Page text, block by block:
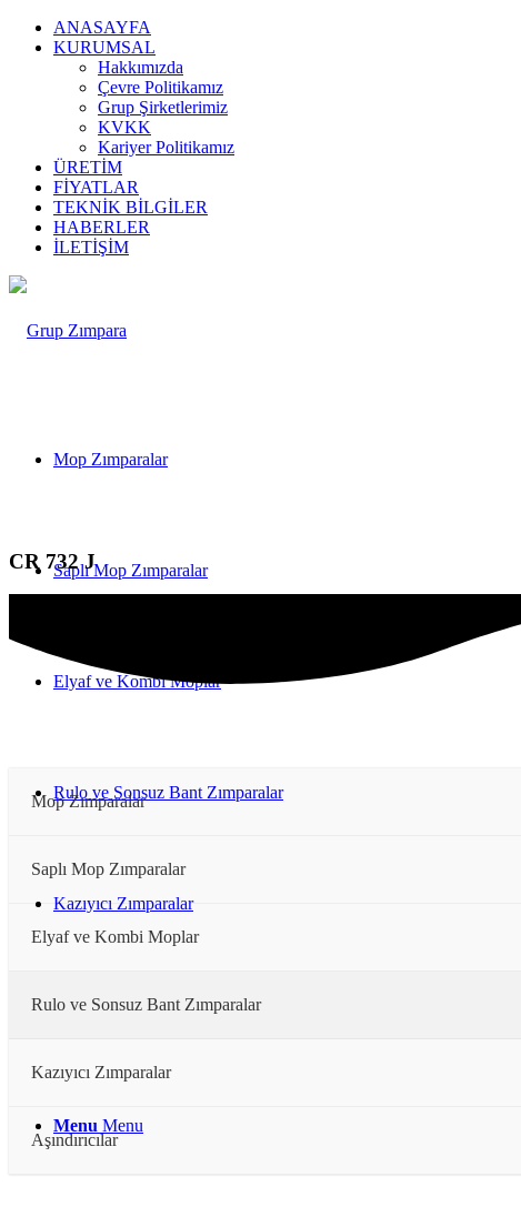
ANASAYFA
KURUMSAL
Hakkımızda
Çevre Politikamız
Grup Şirketlerimiz
KVKK
Kariyer Politikamız
ÜRETİM
FİYATLAR
TEKNİK BİLGİLER
HABERLER
İLETİŞİM
Mop Zımparalar
Saplı Mop Zımparalar
Elyaf ve Kombi Moplar
Rulo ve Sonsuz Bant Zımparalar
Kazıyıcı Zımparalar
Aşındırıcılar
Menu Menu
CR 732 J
Mop Zımparalar
Saplı Mop Zımparalar
Elyaf ve Kombi Moplar
Rulo ve Sonsuz Bant Zımparalar
Kazıyıcı Zımparalar
Aşındırıcılar